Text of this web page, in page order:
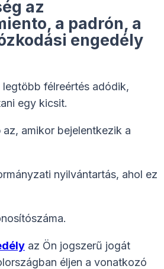
az
a padrón, a
engedély
legtöbb félreértés adódik,
egy kicsit.
az, amikor bejelentkezik a
nyilvántartás, ahol ez
az Ön jogszerű jogát
éljen a vonatkozó